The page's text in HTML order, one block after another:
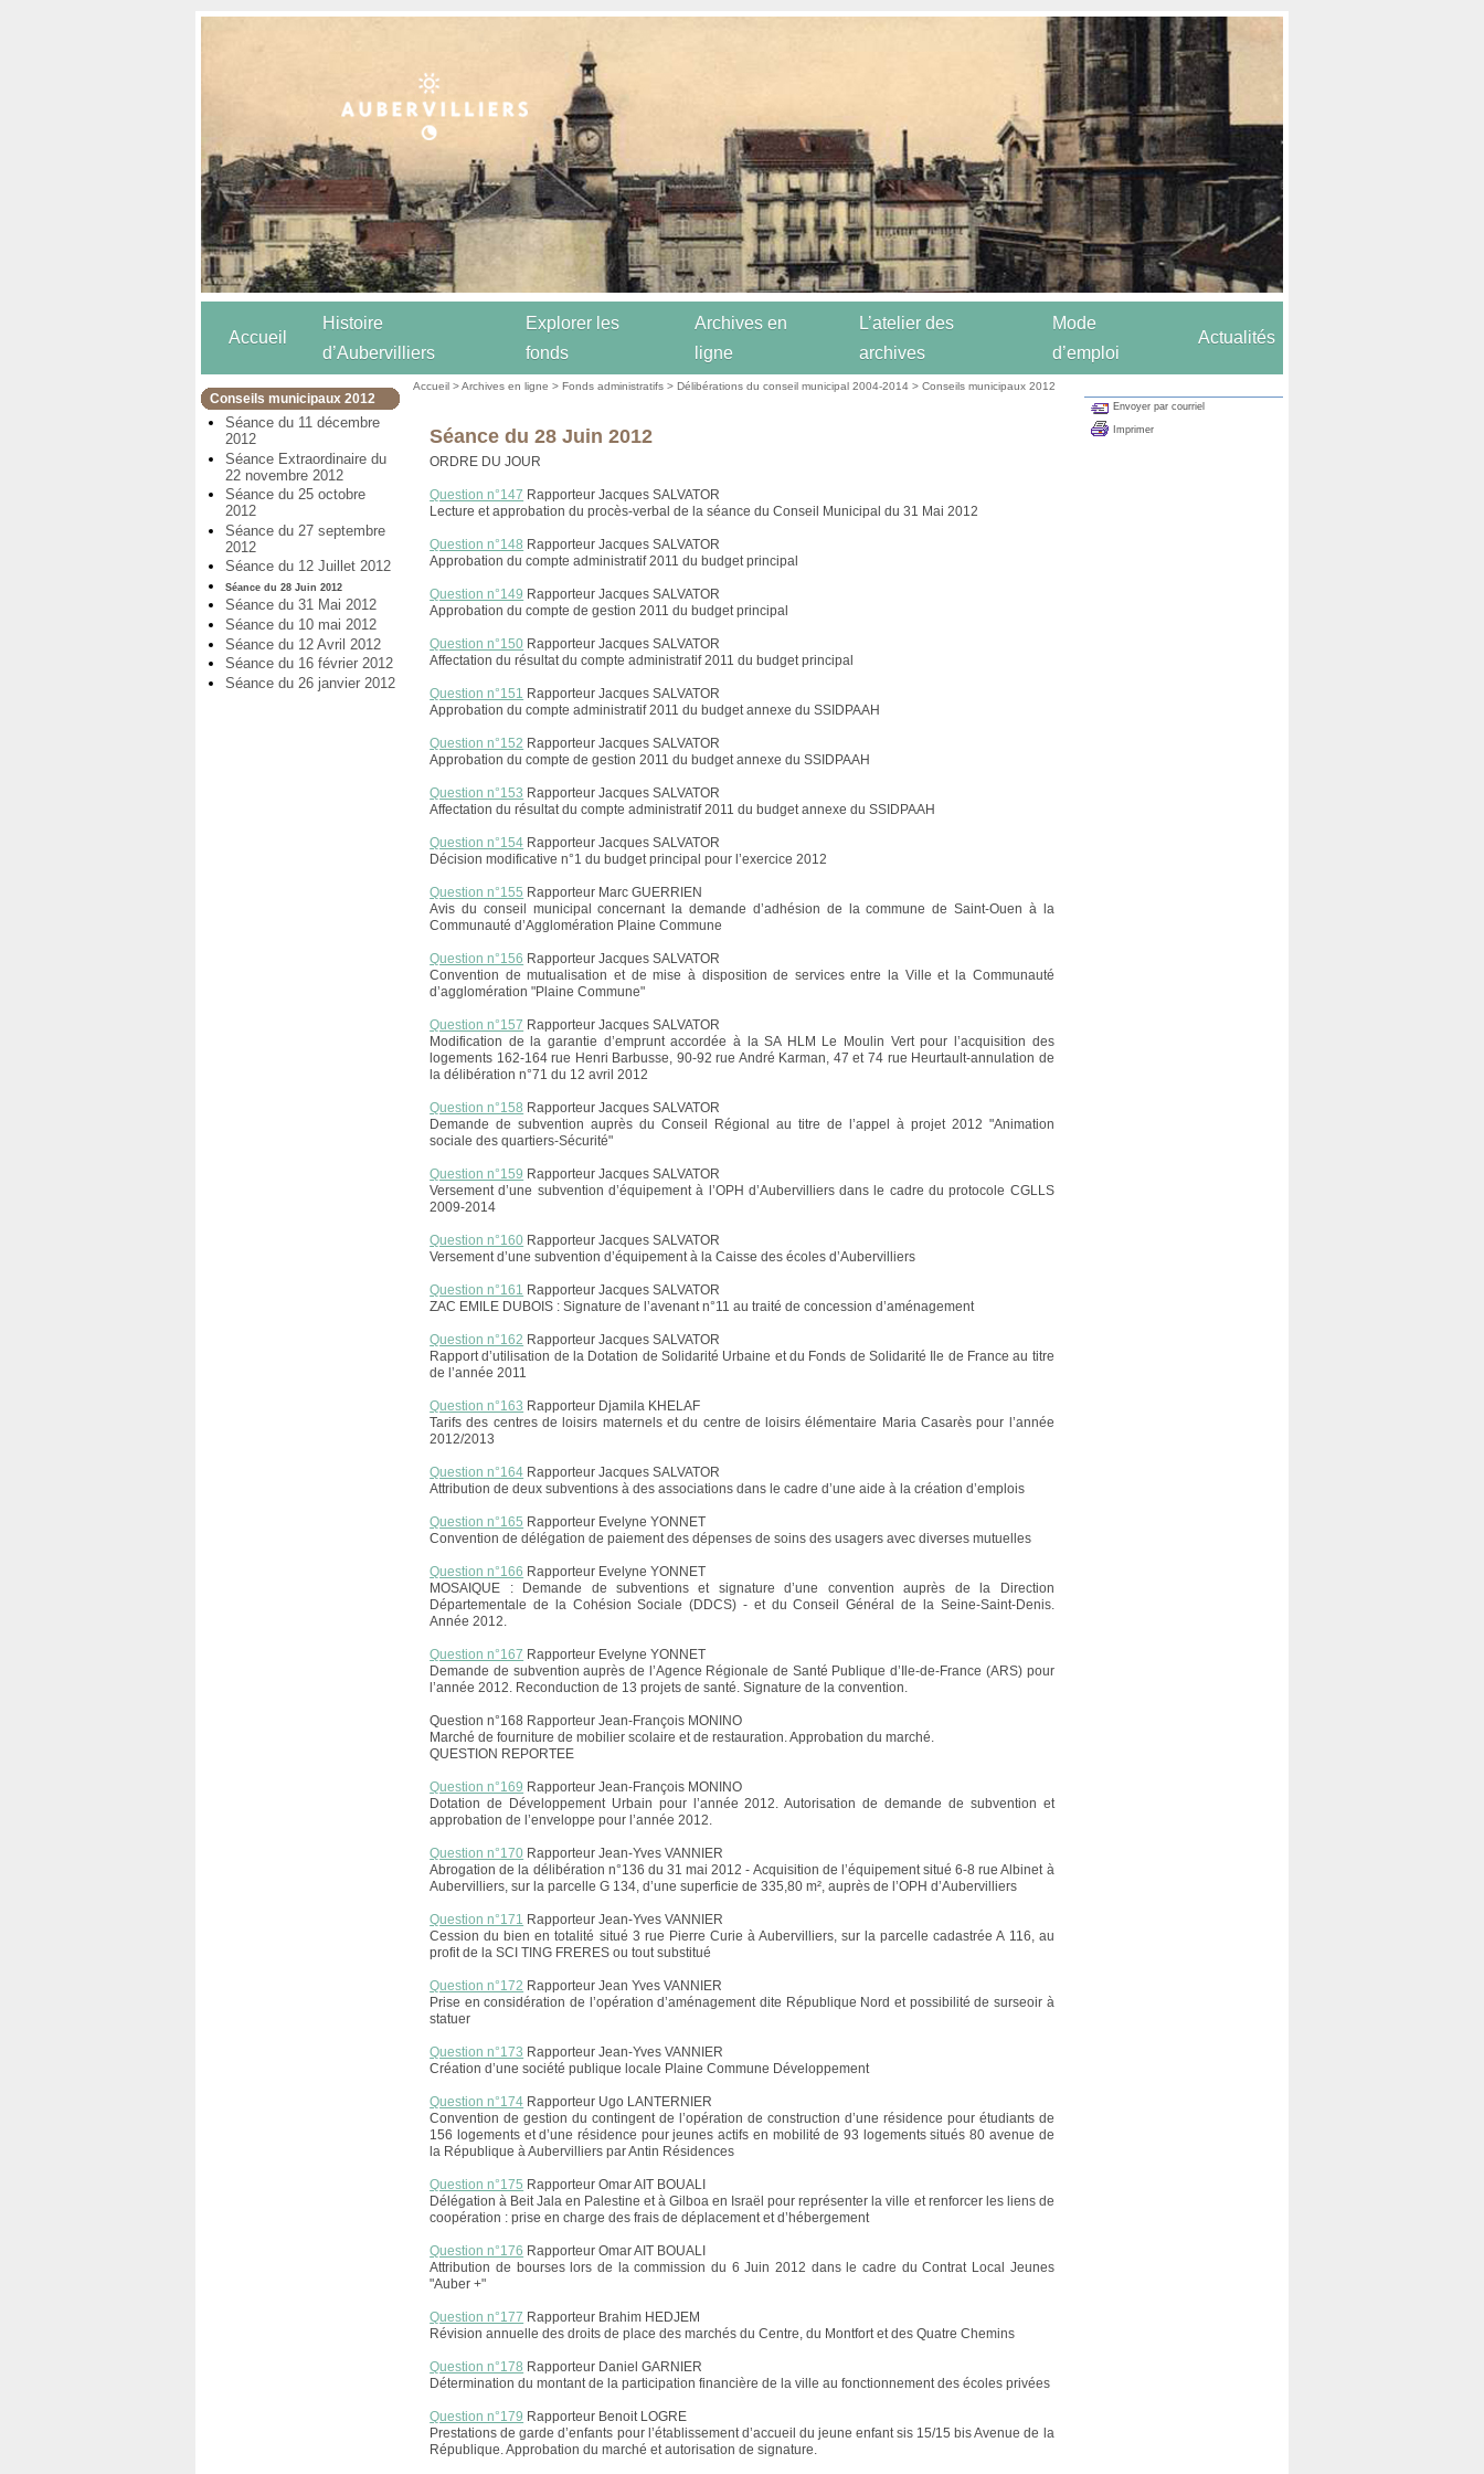
Accueil
Histoire
d’Aubervilliers
Explorer les
fonds
Archives en
ligne
L’atelier des
archives
Mode
d’emploi
Actualités
Conseils municipaux 2012
Séance du 11 décembre
2012
Séance Extraordinaire du
22 novembre 2012
Séance du 25 octobre
2012
Séance du 27 septembre
2012
Séance du 12 Juillet 2012
Séance du 28 Juin 2012
Séance du 31 Mai 2012
Séance du 10 mai 2012
Séance du 12 Avril 2012
Séance du 16 février 2012
Séance du 26 janvier 2012
Accueil >Archives en ligne >Fonds administratifs >Délibérations du conseil municipal 2004-2014 >Conseils municipaux 2012
Séance du 28 Juin 2012
ORDRE DU JOUR
Question n°147 Rapporteur Jacques SALVATOR
Lecture et approbation du procès-verbal de la séance du Conseil Municipal du 31 Mai 2012
Question n°148 Rapporteur Jacques SALVATOR
Approbation du compte administratif 2011 du budget principal
Question n°149 Rapporteur Jacques SALVATOR
Approbation du compte de gestion 2011 du budget principal
Question n°150 Rapporteur Jacques SALVATOR
Affectation du résultat du compte administratif 2011 du budget principal
Question n°151 Rapporteur Jacques SALVATOR
Approbation du compte administratif 2011 du budget annexe du SSIDPAAH
Question n°152 Rapporteur Jacques SALVATOR
Approbation du compte de gestion 2011 du budget annexe du SSIDPAAH
Question n°153 Rapporteur Jacques SALVATOR
Affectation du résultat du compte administratif 2011 du budget annexe du SSIDPAAH
Question n°154 Rapporteur Jacques SALVATOR
Décision modificative n°1 du budget principal pour l’exercice 2012
Question n°155 Rapporteur Marc GUERRIEN
Avis du conseil municipal concernant la demande d’adhésion de la commune de Saint-Ouen à la
Communauté d’Agglomération Plaine Commune
Question n°156 Rapporteur Jacques SALVATOR
Convention de mutualisation et de mise à disposition de services entre la Ville et la Communauté
d’agglomération "Plaine Commune"
Question n°157 Rapporteur Jacques SALVATOR
Modification de la garantie d’emprunt accordée à la SA HLM Le Moulin Vert pour l’acquisition des
logements 162-164 rue Henri Barbusse, 90-92 rue André Karman, 47 et 74 rue Heurtault-annulation de
la délibération n°71 du 12 avril 2012
Question n°158 Rapporteur Jacques SALVATOR
Demande de subvention auprès du Conseil Régional au titre de l’appel à projet 2012 "Animation
sociale des quartiers-Sécurité"
Question n°159 Rapporteur Jacques SALVATOR
Versement d’une subvention d’équipement à l’OPH d’Aubervilliers dans le cadre du protocole CGLLS
2009-2014
Question n°160 Rapporteur Jacques SALVATOR
Versement d’une subvention d’équipement à la Caisse des écoles d’Aubervilliers
Question n°161 Rapporteur Jacques SALVATOR
ZAC EMILE DUBOIS : Signature de l’avenant n°11 au traité de concession d’aménagement
Question n°162 Rapporteur Jacques SALVATOR
Rapport d’utilisation de la Dotation de Solidarité Urbaine et du Fonds de Solidarité Ile de France au titre
de l’année 2011
Question n°163 Rapporteur Djamila KHELAF
Tarifs des centres de loisirs maternels et du centre de loisirs élémentaire Maria Casarès pour l’année
2012/2013
Question n°164 Rapporteur Jacques SALVATOR
Attribution de deux subventions à des associations dans le cadre d’une aide à la création d’emplois
Question n°165 Rapporteur Evelyne YONNET
Convention de délégation de paiement des dépenses de soins des usagers avec diverses mutuelles
Question n°166 Rapporteur Evelyne YONNET
MOSAIQUE : Demande de subventions et signature d’une convention auprès de la Direction
Départementale de la Cohésion Sociale (DDCS) - et du Conseil Général de la Seine-Saint-Denis.
Année 2012.
Question n°167 Rapporteur Evelyne YONNET
Demande de subvention auprès de l’Agence Régionale de Santé Publique d’Ile-de-France (ARS) pour
l’année 2012. Reconduction de 13 projets de santé. Signature de la convention.
Question n°168 Rapporteur Jean-François MONINO
Marché de fourniture de mobilier scolaire et de restauration. Approbation du marché.
QUESTION REPORTEE
Question n°169 Rapporteur Jean-François MONINO
Dotation de Développement Urbain pour l’année 2012. Autorisation de demande de subvention et
approbation de l’enveloppe pour l’année 2012.
Question n°170 Rapporteur Jean-Yves VANNIER
Abrogation de la délibération n°136 du 31 mai 2012 - Acquisition de l’équipement situé 6-8 rue Albinet à
Aubervilliers, sur la parcelle G 134, d’une superficie de 335,80 m², auprès de l’OPH d’Aubervilliers
Question n°171 Rapporteur Jean-Yves VANNIER
Cession du bien en totalité situé 3 rue Pierre Curie à Aubervilliers, sur la parcelle cadastrée A 116, au
profit de la SCI TING FRERES ou tout substitué
Question n°172 Rapporteur Jean Yves VANNIER
Prise en considération de l’opération d’aménagement dite République Nord et possibilité de surseoir à
statuer
Question n°173 Rapporteur Jean-Yves VANNIER
Création d’une société publique locale Plaine Commune Développement
Question n°174 Rapporteur Ugo LANTERNIER
Convention de gestion du contingent de l’opération de construction d’une résidence pour étudiants de
156 logements et d’une résidence pour jeunes actifs en mobilité de 93 logements situés 80 avenue de
la République à Aubervilliers par Antin Résidences
Question n°175 Rapporteur Omar AIT BOUALI
Délégation à Beit Jala en Palestine et à Gilboa en Israël pour représenter la ville et renforcer les liens de
coopération : prise en charge des frais de déplacement et d’hébergement
Question n°176 Rapporteur Omar AIT BOUALI
Attribution de bourses lors de la commission du 6 Juin 2012 dans le cadre du Contrat Local Jeunes
"Auber +"
Question n°177 Rapporteur Brahim HEDJEM
Révision annuelle des droits de place des marchés du Centre, du Montfort et des Quatre Chemins
Question n°178 Rapporteur Daniel GARNIER
Détermination du montant de la participation financière de la ville au fonctionnement des écoles privées
Question n°179 Rapporteur Benoit LOGRE
Prestations de garde d’enfants pour l’établissement d’accueil du jeune enfant sis 15/15 bis Avenue de la
République. Approbation du marché et autorisation de signature.
Envoyer par courriel
Imprimer